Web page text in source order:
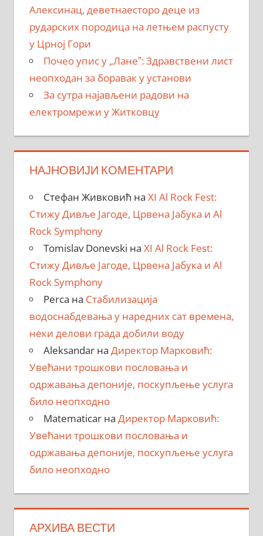
Алексинац, деветнаесторо деце из
рударских породица на летњем распусту
у Црној Гори
Почео упис у „Ланеˮ: Здравствени лист
неопходан за боравак у установи
За сутра најављени радови на
електромрежи у Житковцу
НАЈНОВИЈИ КОМЕНТАРИ
Стефан Живковић на XI Al Rock Fest:
Стижу Дивље Јагоде, Црвена Јабука и Al
Rock Symphony
Tomislav Donevski на XI Al Rock Fest:
Стижу Дивље Јагоде, Црвена Јабука и Al
Rock Symphony
Perca на Стабилизација
водоснабдевања у наредних сат времена,
неки делови града добили воду
Aleksandarна Директор Марковић:
Увећани трошкови пословања и
одржавања депоније, поскупљење услуга
било неопходно
Matematicarна Директор Марковић:
Увећани трошкови пословања и
одржавања депоније, поскупљење услуга
било неопходно
АРХИВА ВЕСТИ